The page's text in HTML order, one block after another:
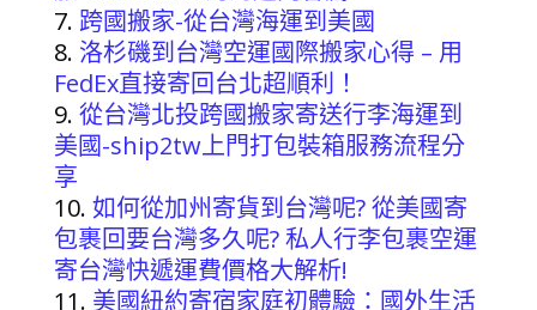
跨國搬家-從台灣海運到美國
洛杉磯到台灣空運國際搬家心得 – 用
FedEx直接寄回台北超順利！
從台灣北投跨國搬家寄送行李海運到
美國-ship2tw上門打包裝箱服務流程分
享
如何從加州寄貨到台灣呢? 從美國寄
包裹回要台灣多久呢? 私人行李包裹空運
寄台灣快遞運費價格大解析!
美國紐約寄宿家庭初體驗：國外生活